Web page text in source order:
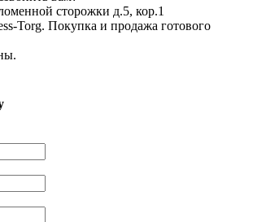
сторожки д.5, кор.1
Torg. Покупка и продажа готового